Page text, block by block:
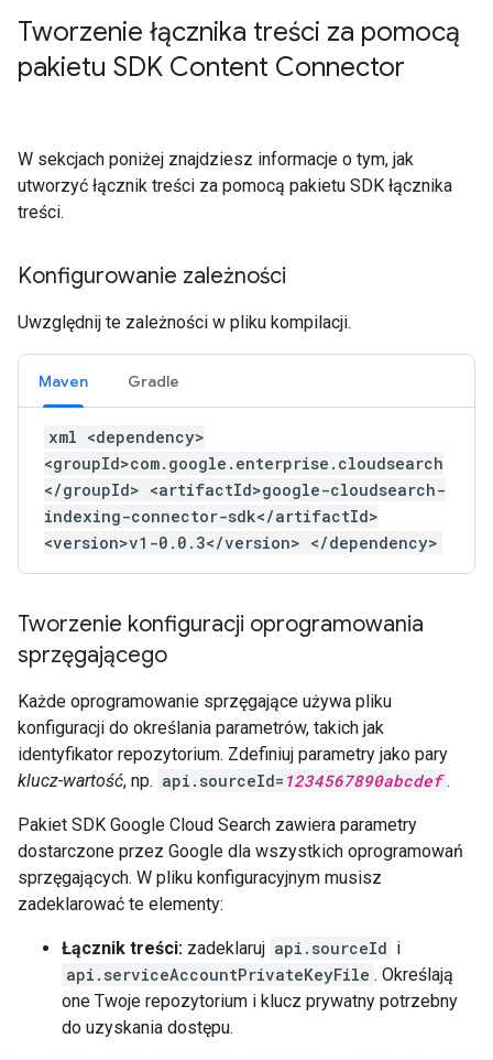
Tworzenie łącznika treści za pomocą
pakietu SDK Content Connector
W sekcjach poniżej znajdziesz informacje o tym, jak
utworzyć łącznik treści za pomocą pakietu SDK łącznika
treści.
Konfigurowanie zależności
Uwzględnij te zależności w pliku kompilacji.
Maven Gradle
xml <dependency>
<groupId>com.google.enterprise.cloudsearch
</groupId> <artifactId>google-cloudsearch-
indexing-connector-sdk</artifactId>
<version>v1-0.0.3</version> </dependency>
Tworzenie konfiguracji oprogramowania
sprzęgającego
Każde oprogramowanie sprzęgające używa pliku
konfiguracji do określania parametrów, takich jak
identyfikator repozytorium. Zdefiniuj parametry jako pary
klucz-wartość, np. api.sourceId= 1234567890abcdef .
Pakiet SDK Google Cloud Search zawiera parametry
dostarczone przez Google dla wszystkich oprogramowań
sprzęgających. W pliku konfiguracyjnym musisz
zadeklarować te elementy:
Łącznik treści: zadeklaruj api.sourceId i
api.serviceAccountPrivateKeyFile . Określają
one Twoje repozytorium i klucz prywatny potrzebny
do uzyskania dostępu.